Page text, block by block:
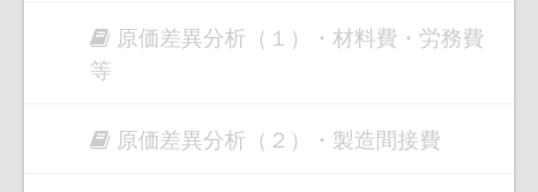
原価差異分析（１）・材料費・労務費
等
原価差異分析（２）・製造間接費